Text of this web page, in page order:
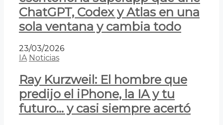
ChatGPT, Codex y Atlas en una
sola ventana y cambia todo
23/03/2026
IA Noticias
Ray Kurzweil: El hombre que
predijo el iPhone, la IA y tu
futuro… y casi siempre acertó